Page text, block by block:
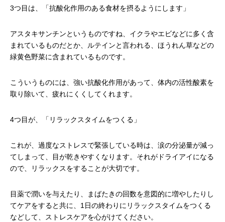
3つ目は、「抗酸化作用のある食材を摂るようにします」
アスタキサンチンというものですね、イクラやエビなどに多く含
まれているものだとか、ルテインと言われる、ほうれん草などの
緑黄色野菜に含まれているものです。
こういうものには、強い抗酸化作用があって、体内の活性酸素を
取り除いて、疲れにくくしてくれます。
4つ目が、「リラックスタイムをつくる」
これが、過度なストレスで緊張している時は、涙の分泌量が減っ
てしまって、目が乾きやすくなります。それがドライアイになる
ので、リラックスをすることが大切です。
目薬で潤いを与えたり、まばたきの回数を意図的に増やしたりし
てケアをすると共に、1日の終わりにリラックスタイムをつくる
などして、ストレスケアを心がけてください。